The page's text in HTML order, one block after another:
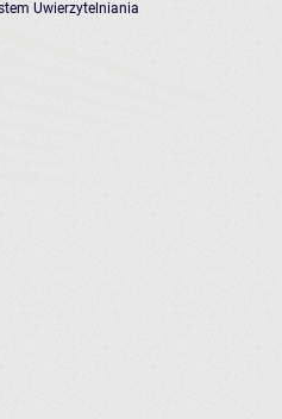
Uwierzytelniania